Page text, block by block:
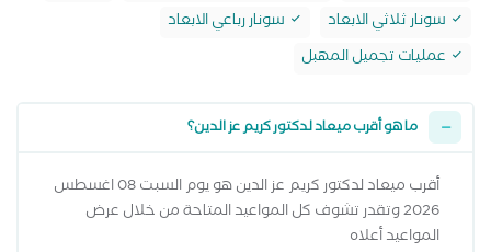
سونار ثلاثي الابعاد
سونار رباعي الابعاد
عمليات تجميل المهبل
ما هو أقرب ميعاد لدكتور كريم عز الدين؟
أقرب ميعاد لدكتور كريم عز الدين هو يوم السبت 08 اغسطس
2026 وتقدر تشوف كل المواعيد المتاحة من خلال عرض
المواعيد أعلاه